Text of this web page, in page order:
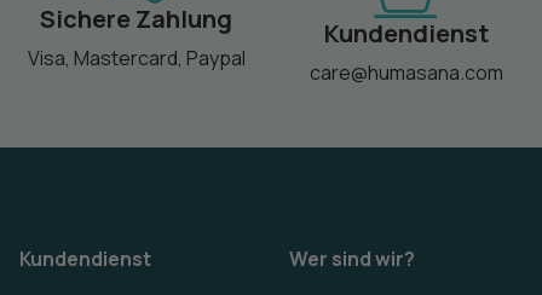
Sichere Zahlung
Visa, Mastercard, Paypal
Kundendienst
care@humasana.com
Kundendienst
Wer sind wir?